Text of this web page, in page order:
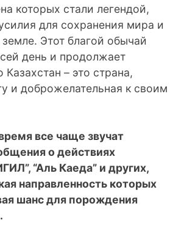
которых стали легендой,
для сохранения мира и
Этот благой обычай
день и продолжает
Казахстан – это страна,
и доброжелательная к своим
все чаще звучат
о действиях
“Аль Каеда” и других,
направленность которых
шанс для порождения